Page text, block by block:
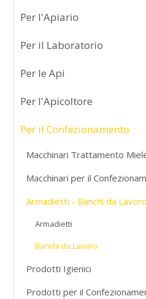
Per l'Apiario
Per il Laboratorio
Per le Api
Per l'Apicoltore
Per il Confezionamento
Macchinari Trattamento
Macchinari per il
Armadietti - Banchi da Lavoro
Armadietti
Banchi da Lavoro
Prodotti Igienici
Prodotti per il